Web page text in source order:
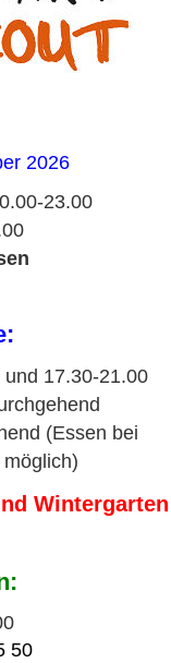
2026
23.00
17.30-21.00
(Essen bei
Wintergarten
50